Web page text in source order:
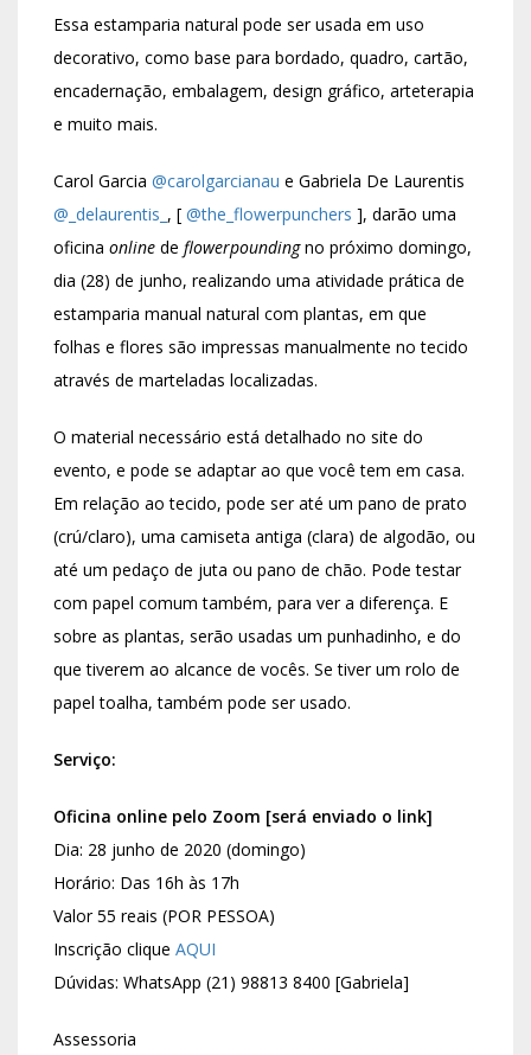
Essa estamparia natural pode ser usada em uso
decorativo, como base para bordado, quadro, cartão,
encadernação, embalagem, design gráfico, arteterapia
e muito mais. ⠀
Carol Garcia @carolgarcianau e Gabriela De Laurentis
@_delaurentis_ , [ @the_flowerpunchers ], darão uma
oficina online de flowerpoundingno próximo domingo,
dia (28) de junho, realizando uma atividade prática de
estamparia manual natural com plantas, em que
folhas e flores são impressas manualmente no tecido
através de marteladas localizadas.⠀
O material necessário está detalhado no site do
evento, e pode se adaptar ao que você tem em casa.
Em relação ao tecido, pode ser até um pano de prato
(crú/claro), uma camiseta antiga (clara) de algodão, ou
até um pedaço de juta ou pano de chão. Pode testar
com papel comum também, para ver a diferença. E
sobre as plantas, serão usadas um punhadinho, e do
que tiverem ao alcance de vocês. Se tiver um rolo de
papel toalha, também pode ser usado.
Serviço:
Oficina online pelo Zoom [será enviado o link]
Dia: 28 junho de 2020 (domingo)
Horário: Das 16h às 17h⠀
Valor 55 reais (POR PESSOA)
Inscrição clique AQUI
Dúvidas: WhatsApp (21) 98813 8400 [Gabriela]
Assessoria